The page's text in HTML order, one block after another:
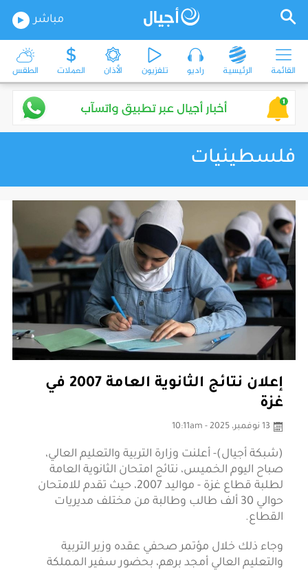
مباشر
القائمة الرئيسية راديو تلفزيون الأذان العملات الطقس
فلسطينيات
إعلان نتائج الثانوية العامة 2007 في
غزة
13 نوفمبر، 2025 - 10:11am
(شبكة أجيال)- أعلنت وزارة التربية والتعليم العالي،
صباح اليوم الخميس، نتائج امتحان الثانوية العامة
لطلبة قطاع غزة - مواليد 2007، حيث تقدم للامتحان
حوالي 30 ألف طالب وطالبة من مختلف مديريات
القطاع.
وجاء ذلك خلال مؤتمر صحفي عقده وزير التربية
والتعليم العالي أمجد برهم، بحضور سفير المملكة